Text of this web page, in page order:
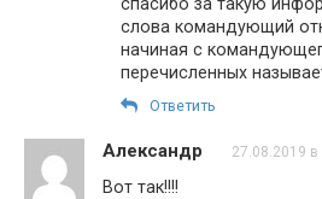
спасибо за такую
слова командующий
начиная с
перечисленных
Ответить
Александр 27.08.2019 в
Вот так!!!!